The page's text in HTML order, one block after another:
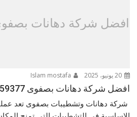
افضل شركة دهانات بصفوى
20 يونيو، 2025
افضل شركة دهانات بصفوى 0546559377
شركة دهانات وتشطيبات بصفوى تعد